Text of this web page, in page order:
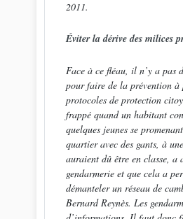
2011.
Éviter la dérive des milices
Face à ce fléau, il n’y a pas
pour faire de la prévention à
protocoles de protection
frappé quand un habitant
quelques jeunes se
quartier avec des gants, à
auraient dû être en classe, a
gendarmerie et que cela a
démanteler un réseau de
Bernard Reynès. Les